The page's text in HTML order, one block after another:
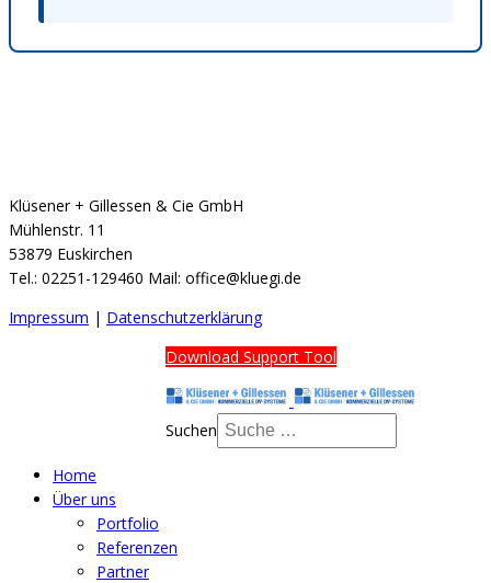
Klüsener + Gillessen & Cie GmbH
Mühlenstr. 11
53879 Euskirchen
Tel.: 02251-129460 Mail: office@kluegi.de
Impressum | Datenschutzerklärung
Download Support Tool
Suchen
Home
Über uns
Portfolio
Referenzen
Partner